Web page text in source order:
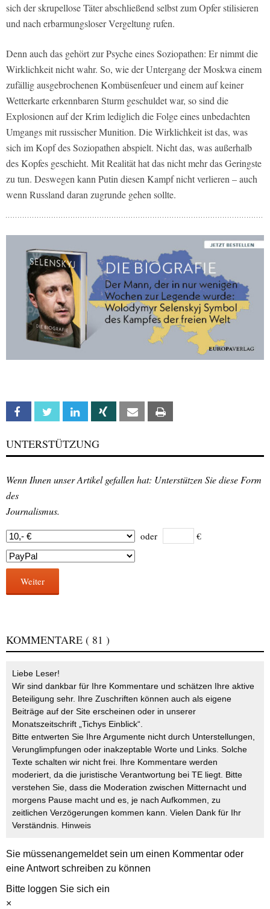
sich der skrupellose Täter abschließend selbst zum Opfer stilisieren
und nach erbarmungsloser Vergeltung rufen.
Denn auch das gehört zur Psyche eines Soziopathen: Er nimmt die
Wirklichkeit nicht wahr. So, wie der Untergang der Moskwa einem
zufällig ausgebrochenen Kombüsenfeuer und einem auf keiner
Wetterkarte erkennbaren Sturm geschuldet war, so sind die
Explosionen auf der Krim lediglich die Folge eines unbedachten
Umgangs mit russischer Munition. Die Wirklichkeit ist das, was
sich im Kopf des Soziopathen abspielt. Nicht das, was außerhalb
des Kopfes geschieht. Mit Realität hat das nicht mehr das Geringste
zu tun. Deswegen kann Putin diesen Kampf nicht verlieren – auch
wenn Russland daran zugrunde gehen sollte.
Facebook Twitter Linkedin Xing Email
UNTERSTÜTZUNG
Wenn Ihnen unser Artikel gefallen hat: Unterstützen Sie diese Form
des
Journalismus.
oder €
Weiter
KOMMENTARE ( 81 )
Liebe Leser!
Wir sind dankbar für Ihre Kommentare und schätzen Ihre aktive
Beteiligung sehr. Ihre Zuschriften können auch als eigene
Beiträge auf der Site erscheinen oder in unserer
Monatszeitschrift „Tichys Einblick“.
Bitte entwerten Sie Ihre Argumente nicht durch Unterstellungen,
Verunglimpfungen oder inakzeptable Worte und Links. Solche
Texte schalten wir nicht frei. Ihre Kommentare werden
moderiert, da die juristische Verantwortung bei TE liegt. Bitte
verstehen Sie, dass die Moderation zwischen Mitternacht und
morgens Pause macht und es, je nach Aufkommen, zu
zeitlichen Verzögerungen kommen kann. Vielen Dank für Ihr
Verständnis. Hinweis
Sie müssenangemeldetsein um einen Kommentar oder
eine Antwort schreiben zu können
Bitte loggen Sie sich ein
×